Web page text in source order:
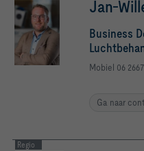
Jan-
Business
Mobiel 06
Ga naar
Regio